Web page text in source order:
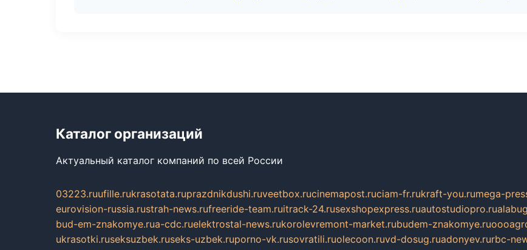
Каталог организаций
Актуальный каталог компаний по всей России
03223.ruufille.rukrasotata.ruprazdnikdushi.ruveetbox.rucinemapost.ruciam-fr.rukraft-you.rumega-
eurovision-russia.rustrah-news.rufreeride-team.ruitrack-24.rusexshopexpress.ruautostudiopro.ru
bud-em-znakomye.rua-cdc.ruelektrostal-news.rukorolevremont-market.rubudem-znakomye.ru
ukrasotki.ruseksuzbek.ruseks-uzbek.ruporno-vk.rusovratili.ruolecoon.ruvd-dosug.ruadonyev.rurbc-